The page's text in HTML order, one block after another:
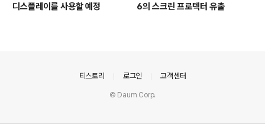
디스플레이를 사용할 예정
6의 스크린 프로텍터 유출
티스토리 로그인 고객센터
© Daum Corp.